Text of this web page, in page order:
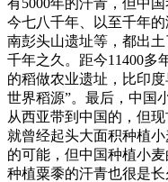
有5000年的汗青，但中
今七八千年、以至千年
南彭头山遗址等，都出
千年之久。距今11400多
的稻做农业遗址，比印
世界稻源”。最后，中国
从西亚带到中国的，但
就曾经起头大面积种植
的可能，但中国种植小
种植粟黍的汗青也很是